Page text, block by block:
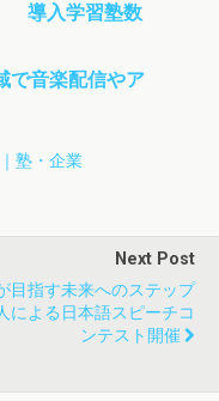
導入学習塾数
で音楽配信やア
塾・企業
Next Post
目指す未来へのステップ
による日本語スピーチコ
ンテスト開催